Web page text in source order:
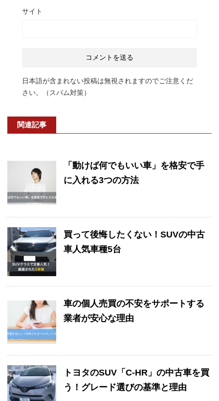
サイト
日本語が含まれない投稿は無視されますのでご注意くだ
さい。（スパム対策）
関連記事
「動けば何でもいい車」を格安で手
に入れる3つの方法
買って後悔したくない！SUVの中古
車人気車種5台
車の個人売買の不安をサポートする
業者が安心な理由
トヨタのSUV「C-HR」の中古車を買
う！グレード選びの基準と理由